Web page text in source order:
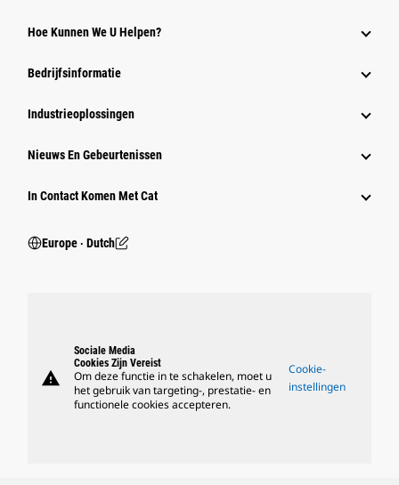
Hoe Kunnen We U Helpen?
Bedrijfsinformatie
Industrieoplossingen
Nieuws En Gebeurtenissen
In Contact Komen Met Cat
Europe ‧ Dutch
warning
Sociale Media
Cookies Zijn Vereist
Om deze functie in te schakelen, moet u
het gebruik van targeting-, prestatie- en
functionele cookies accepteren.
Cookie-
instellingen